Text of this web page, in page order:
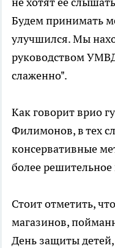
Будем принимать
улучшился. Мы
руководством
слаженно".
Как говорит врио
Филимонов, в тех
консервативные
более
Стоит отметить,
магазинов,
День защиты